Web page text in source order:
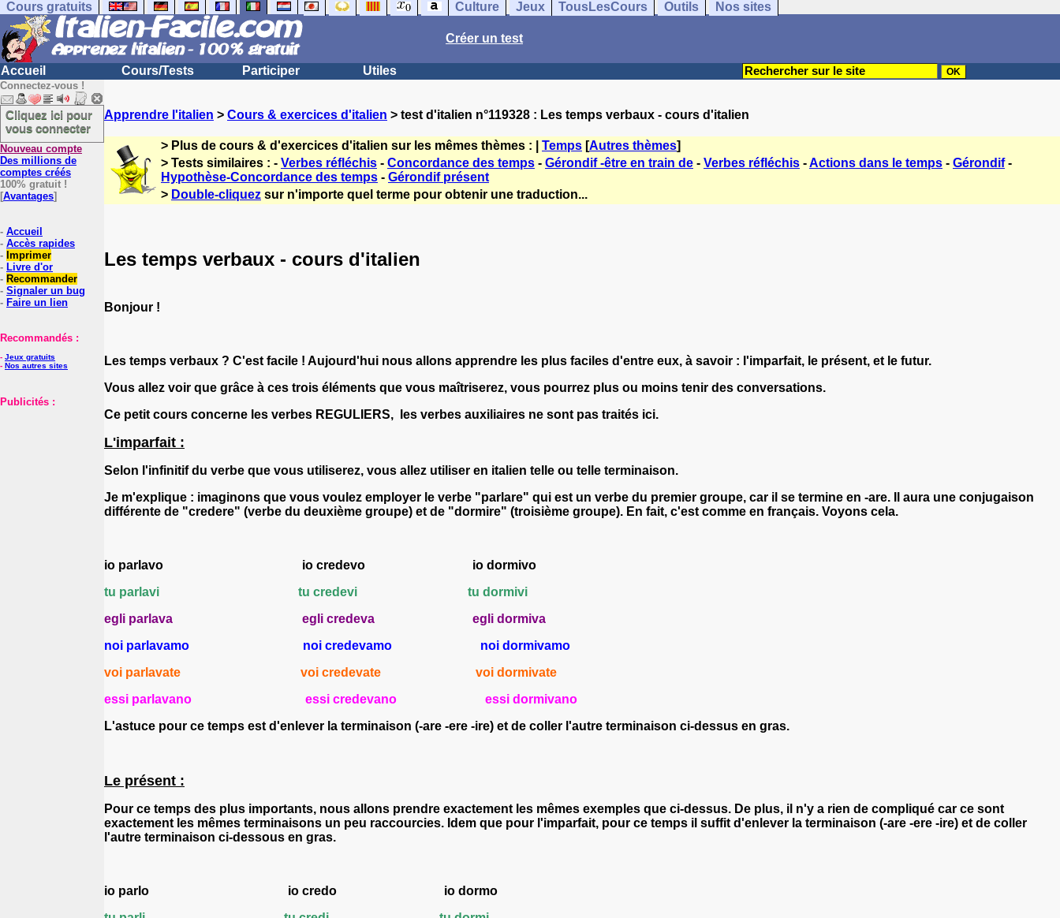
Cours gratuits Culture Jeux TousLesCours Outils Nos sites
Créer un test
Accueil Cours/Tests Participer Utiles
Connectez-vous !
Cliquez ici pour
vous connecter
Nouveau compte
Des millions de
comptes créés
100% gratuit !
[Avantages]
- Accueil
- Accès rapides
- Imprimer
- Livre d'or
- Recommander
- Signaler un bug
- Faire un lien
Recommandés :
- Jeux gratuits
- Nos autres sites
Publicités :
Apprendre l'italien > Cours & exercices d'italien > test d'italien n°119328 : Les temps verbaux - cours d'italien
> Plus de cours & d'exercices d'italien sur les mêmes thèmes : | Temps [Autres thèmes]
> Tests similaires : - Verbes réfléchis - Concordance des temps - Gérondif -être en train de - Verbes réfléchis -Actions dans le temps - Gérondif-
Hypothèse-Concordance des temps - Gérondif présent
> Double-cliquez sur n'importe quel terme pour obtenir une traduction...
Les temps verbaux - cours d'italien
Bonjour !
Les temps verbaux ? C'est facile ! Aujourd'hui nous allons apprendre les plus faciles d'entre eux, à savoir : l'imparfait, le présent, et le futur.
Vous allez voir que grâce à ces trois éléments que vous maîtriserez, vous pourrez plus ou moins tenir des conversations.
Ce petit cours concerne les verbes REGULIERS, les verbes auxiliaires ne sont pas traités ici.
L'imparfait :
Selon l'infinitif du verbe que vous utiliserez, vous allez utiliser en italien telle ou telle terminaison.
Je m'explique : imaginons que vous voulez employer le verbe "parl are" qui est un verbe du premier groupe, car il se termine en -are. Il aura une conjugaison
différente de "credere" (verbe du deuxième groupe) et de "dormire" (troisième groupe). En fait, c'est comme en français. Voyons cela.
io parl avo io credevo io dormivo
tu parl avi tu credevi tu dormivi
egli parl ava egli credeva egli dormiva
noi parl avamo noi credevamo noi dormivamo
voi parl avate voi credevate voi dormivate
essi parl avano essi credevano essi dormivano
L'astuce pour ce temps est d'enlever la terminaison (-are -ere -ire) et de coller l'autre terminaison ci-dessus en gras.
Le présent :
Pour ce temps des plus importants, nous allons prendre exactement les mêmes exemples que ci-dessus. De plus, il n'y a rien de compliqué car ce sont
exactement les mêmes terminaisons un peu raccourcies. Idem que pour l'imparfait, pour ce temps il suffit d'enlever la terminaison (-are -ere -ire) et de coller
l'autre terminaison ci-dessous en gras.
io parl o io credo io dormo